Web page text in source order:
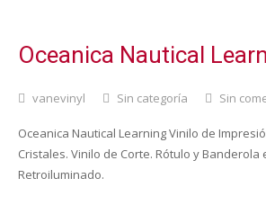
Oceanica Nautical
vanevinyl Sin categoría Sin
Oceanica Nautical Learning Vinilo de
Cristales. Vinilo de Corte. Rótulo y Banderola
Retroiluminado.